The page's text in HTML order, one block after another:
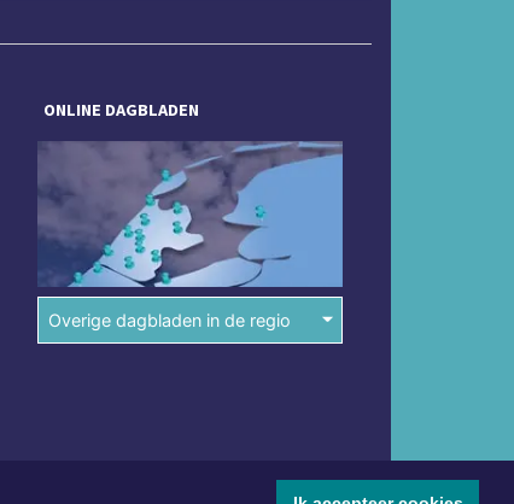
ONLINE DAGBLADEN
Overige dagbladen in de regio